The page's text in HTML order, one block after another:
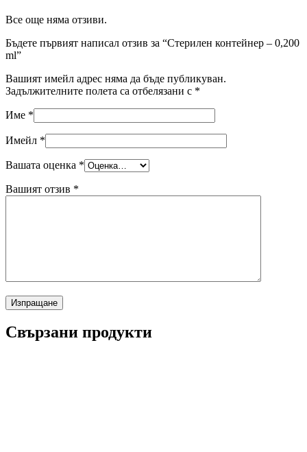
Все още няма отзиви.
Бъдете първият написал отзив за “Стерилен контейнер – 0,200
ml”
Вашият имейл адрес няма да бъде публикуван.
Задължителните полета са отбелязани с *
Име *
Имейл *
Вашата оценка *
Вашият отзив *
Свързани продукти